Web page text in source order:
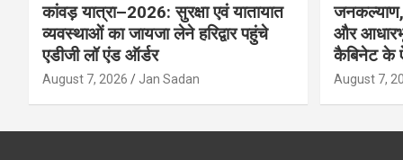
कांवड़ यात्रा–2026: सुरक्षा एवं यातायात
व्यवस्थाओं का जायजा लेने हरिद्वार पहुंचे
एडीजी लॉ एंड ऑर्डर
August 7, 2026 Jan Sadan
जनकल्याण,
और
कैबिनेट के
August 7,